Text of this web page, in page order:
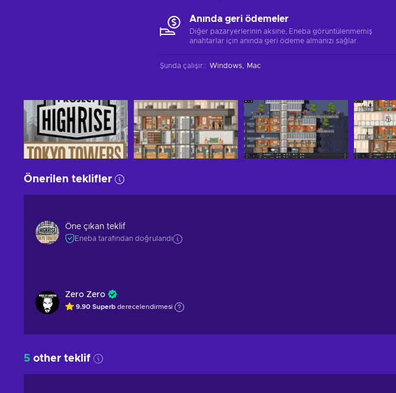
Anında geri ödemeler
Diğer pazaryerlerinin aksine, Eneba görüntülenmemiş
anahtarlar için anında geri ödeme almanızı sağlar.
Şunda çalışır:: Windows Mac
Önerilen teklifler
Öne çıkan teklif
Eneba tarafından doğrulandı
Zero Zero
9.90 Superb derecelendirmesi
5 other teklif